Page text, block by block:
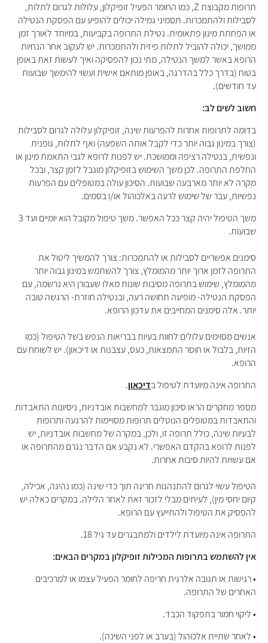
תרופות מקבוצת Z, כמו החומר הפעיל זופיקלון, עלולות לגרום לתלות,
לסבילות ולהתמכרות. תסמיני גמילה יכולים להופיע עם הפסקת הנטילה
או הפחתת מינון פתאומית. נטילת התרופה בקביעות, במיוחד לאורך זמן
ממושך, יכולה להוביל לתלות פיזית ולהתמכרות. יש לעקוב אחר הנחיות
הרופא באשר למשך הנטילה, מתי נכון להפסיקה ואיך לעשות זאת באופן
בטוח (בדרך כלל בהדרגה, באופן מותאם אישית ועשוי להימשך שבועות
עד חודשים).
חשוב לשים לב:
בדומה לתרופות אחרות להפרעות שינה, זופיקלון עלולה לגרום לסבילות
(צורך במינון גבוה יותר כדי לקבל אותה השפעה) ואף לתלות, גופנית
ונפשית, בנטילה רציפה וממושכת. יש לפנות לרופא לגבי התאמת מינון או
החלפת התרופה. לכן משך השימוש בזופיקלון מוגבל לזמן קצר, ובכל
מקרה לא יותר מארבעה שבועות. הסיכון עולה במטופלים עם הפרעות
נפשיות, עבר של שימוש לרעה באלכוהול או/ו בסמים.
משך הטיפול יהיה קצר ככל האפשר. משך טיפול מקובל הוא יומיים ועד 3
שבועות.
סימנים אפשריים לסבילות או להתמכרות: צורך להמשיך ליטול את
התרופה לזמן ארוך יותר מהמומלץ, צורך להשתמש במינון גבוה יותר
מהמומלץ, שימוש בתרופה מסיבות שונות מאלו שעבורן היא נרשמה, עם
הפסקת הנטילה- מופיעה תחושה רעה, ובנטילה חוזרת- הרגשה טובה
יותר. אלה סימנים המחייבים את עדכון הרופא.
אנשים מסוימים עלולים לחוות בעיות בבריאות הנפש בשל הטיפול (כמו
הזיות, בלבול או חוסר התמצאות, כעס, עצבנות או דיכאון). יש לשוחח עם
הרופא.
התרופה אינה מיועדת לטיפול בדיכאון.
מספר מחקרים הראו סיכון מוגבר למחשבות אובדניות, ניסיונות התאבדות
והתאבדות במטופלים הנוטלים תרופות מסויימות להרגעה ותרופות
לבעיות שינה, כולל תרופה זו, ולכן, במקרה של מחשבות אובדניות, יש
לפנות לרופא בהקדם האפשרי. לא נקבע אם הדבר נגרם מהתרופה או
אם עשויות להיות סיבות אחרות.
הטיפול עשוי לגרום להתנהגות חריגה תוך כדי שינה (כמו נהיגה, אכילה,
קיום יחסי מין), לעיתים מבלי לזכור זאת לאחר הלילה. במקרים כאלה יש
להפסיק את הטיפול ולהתייעץ עם הרופא.
התרופה אינה מיועדת לילדים ולמתבגרים עד גיל 18.
אין להשתמש בתרופות המכילות זופיקלון במקרים הבאים:
• רגישות או תגובה אלרגית חריפה לחומר הפעיל עצמו או למרכיבים
האחרים של התרופה.
• ליקוי חמור בתפקוד הכבד.
• לאחר שתיית אלכוהול (בערב או לפני השינה).